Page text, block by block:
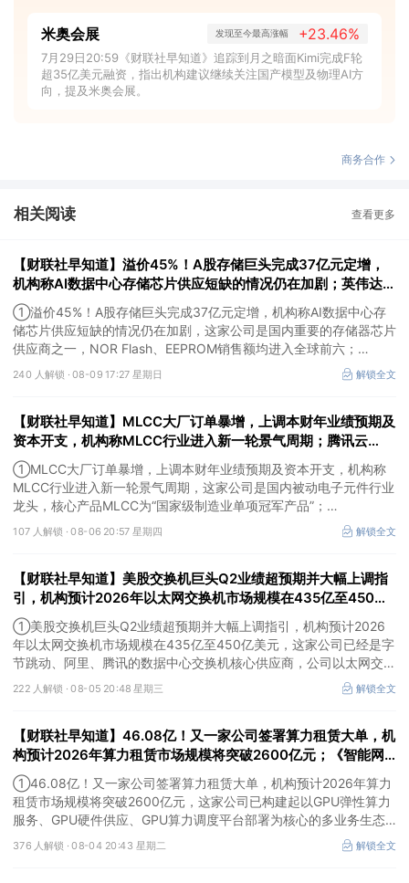
米奥会展 发现至今最高涨幅 +23.46%
7月29日20:59《财联社早知道》追踪到月之暗面Kimi完成F轮
超35亿美元融资，指出机构建议继续关注国产模型及物理AI方
向，提及米奥会展。
商务合作
相关阅读 查看更多
【财联社早知道】溢价45%！A股存储巨头完成37亿元定增，
机构称AI数据中心存储芯片供应短缺的情况仍在加剧；英伟达据
悉拟向Lancium投资最高30亿美元，支持AI数据中心电力基础
设施
①溢价45%！A股存储巨头完成37亿元定增，机构称AI数据中心存
储芯片供应短缺的情况仍在加剧，这家公司是国内重要的存储器芯片
供应商之一，NOR Flash、EEPROM销售额均进入全球前六；
②英伟达据悉拟向Lancium投资最高30亿美元，支持AI数据中心电
力基础设施，机构称AI算力需求爆发倒逼电网快速扩容升级，这家公
③这家公司在手订单充裕，算力基础设施建设与交付工作正有序推
进。
240 人解锁 ·08-09 17:27 星期日 解锁全文
【财联社早知道】MLCC大厂订单暴增，上调本财年业绩预期及
资本开支，机构称MLCC行业进入新一轮景气周期；腾讯云
Agent Memory2.0.0大版本上线
①MLCC大厂订单暴增，上调本财年业绩预期及资本开支，机构称
MLCC行业进入新一轮景气周期，这家公司是国内被动电子元件行业
龙头，核心产品MLCC为“国家级制造业单项冠军产品”；
②腾讯云Agent Memory2.0.0大版本上线，机构称国内AI应用及
Agent将进入百花齐放阶段，这家公司是将AI智能体部署于自主产品
③这家公司的高速互联相关产品市场需求旺盛，整体产能利用率处
于较高水平。
107 人解锁 ·08-06 20:57 星期四 解锁全文
【财联社早知道】美股交换机巨头Q2业绩超预期并大幅上调指
引，机构预计2026年以太网交换机市场规模在435亿至450亿
美元；又一家！创新药“一哥”上调2026年营收预测
①美股交换机巨头Q2业绩超预期并大幅上调指引，机构预计2026
年以太网交换机市场规模在435亿至450亿美元，这家公司已经是字
节跳动、阿里、腾讯的数据中心交换机核心供应商，公司以太网交换
机在国内市场份额位居前三；
②又一家！创新药“一哥”上调2026年营收预测，机构看好医药生物
模型定制服务，公司下游客户包括众多知名创新药企；
③这家公司的两大自建智算中心均已实现盈利。
222 人解锁 ·08-05 20:48 星期三 解锁全文
【财联社早知道】46.08亿！又一家公司签署算力租赁大单，机
构预计2026年算力租赁市场规模将突破2600亿元；《智能网
联汽车 自动驾驶系统安全要求》强制性国家标准正式发布
①46.08亿！又一家公司签署算力租赁大单，机构预计2026年算力
租赁市场规模将突破2600亿元，这家公司已构建起以GPU弹性算力
服务、GPU硬件供应、GPU算力调度平台部署为核心的多业务生态
体系；
②《智能网联汽车 自动驾驶系统安全要求》强制性国家标准正式发
376 人解锁 ·08-04 20:43 星期二 解锁全文